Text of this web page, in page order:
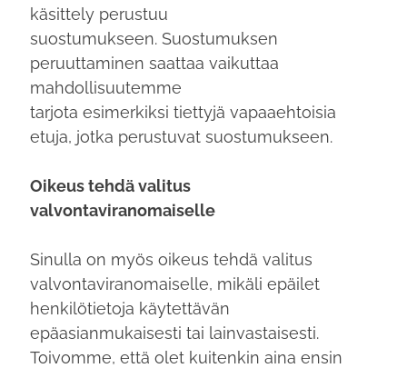
käsittely perustuu
suostumukseen. Suostumuksen
peruuttaminen saattaa vaikuttaa
mahdollisuutemme
tarjota esimerkiksi tiettyjä vapaaehtoisia
etuja, jotka perustuvat suostumukseen.
Oikeus tehdä valitus
valvontaviranomaiselle
Sinulla on myös oikeus tehdä valitus
valvontaviranomaiselle, mikäli epäilet
henkilötietoja käytettävän
epäasianmukaisesti tai lainvastaisesti.
Toivomme, että olet kuitenkin aina ensin